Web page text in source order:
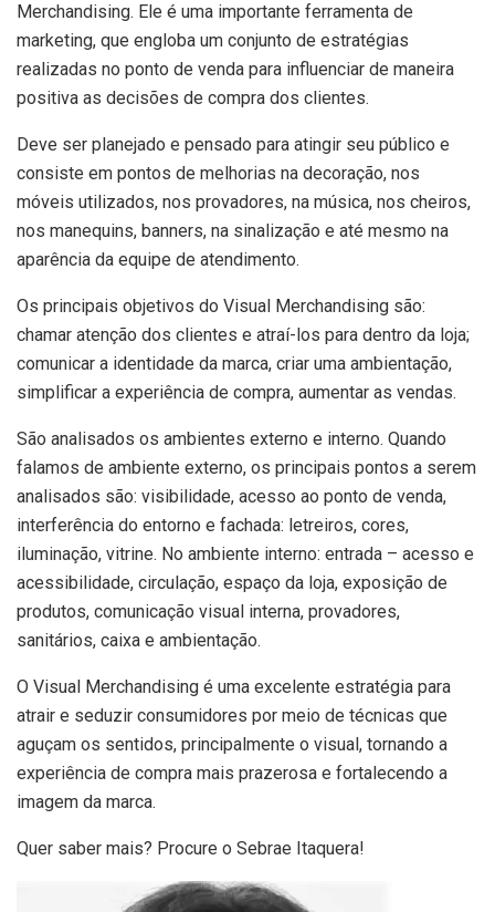
Merchandising. Ele é uma importante ferramenta de
marketing, que engloba um conjunto de estratégias
realizadas no ponto de venda para influenciar de maneira
positiva as decisões de compra dos clientes.
Deve ser planejado e pensado para atingir seu público e
consiste em pontos de melhorias na decoração, nos
móveis utilizados, nos provadores, na música, nos cheiros,
nos manequins, banners, na sinalização e até mesmo na
aparência da equipe de atendimento.
Os principais objetivos do Visual Merchandising são:
chamar atenção dos clientes e atraí-los para dentro da loja;
comunicar a identidade da marca, criar uma ambientação,
simplificar a experiência de compra, aumentar as vendas.
São analisados os ambientes externo e interno. Quando
falamos de ambiente externo, os principais pontos a serem
analisados são: visibilidade, acesso ao ponto de venda,
interferência do entorno e fachada: letreiros, cores,
iluminação, vitrine. No ambiente interno: entrada – acesso e
acessibilidade, circulação, espaço da loja, exposição de
produtos, comunicação visual interna, provadores,
sanitários, caixa e ambientação.
O Visual Merchandising é uma excelente estratégia para
atrair e seduzir consumidores por meio de técnicas que
aguçam os sentidos, principalmente o visual, tornando a
experiência de compra mais prazerosa e fortalecendo a
imagem da marca.
Quer saber mais? Procure o Sebrae Itaquera!